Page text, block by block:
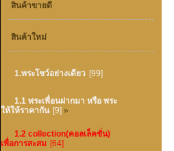
สินค้าขายดี
สินค้าใหม่
1.พระโชว์อย่างเดียว [99]
1.1 พระเพื่อนฝากมา หรือ พระ
ให้ให้ราคากัน [9] »
1.2 collection(คอลเล็คชั่น)
เพื่อการสะสม [64]